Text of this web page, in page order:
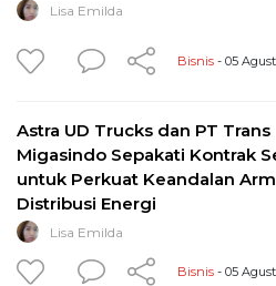
Lisa Emilda
Bisnis - 05
Astra UD Trucks dan PT Trans
Migasindo Sepakati Kontrak
untuk Perkuat Keandalan
Distribusi Energi
Lisa Emilda
Bisnis - 05